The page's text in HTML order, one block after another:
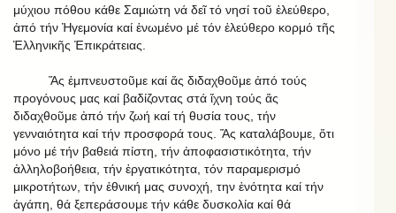
μύχιου πόθου κάθε Σαμιώτη νά δεῖ τό νησί τοῦ ἐλεύθερο,
ἀπό τήν Ἡγεμονία καί ἑνωμένο μέ τόν ἐλεύθερο κορμό τῆς
Ἑλληνικῆς Ἐπικράτειας.
Ἅς ἐμπνευστοῦμε καί ἅς διδαχθοῦμε ἀπό τούς
προγόνους μας καί βαδίζοντας στά ἴχνη τούς ἅς
διδαχθοῦμε ἀπό τήν ζωή καί τή θυσία τους, τήν
γενναιότητα καί τήν προσφορά τους. Ἅς καταλάβουμε, ὅτι
μόνο μέ τήν βαθειά πίστη, τήν ἀποφασιστικότητα, τήν
ἀλληλοβοήθεια, τήν ἐργατικότητα, τόν παραμερισμό
μικροτήτων, τήν ἐθνική μας συνοχή, την ἑνότητα καί τήν
ἀγάπη, θά ξεπεράσουμε τήν κάθε δυσκολία καί θά